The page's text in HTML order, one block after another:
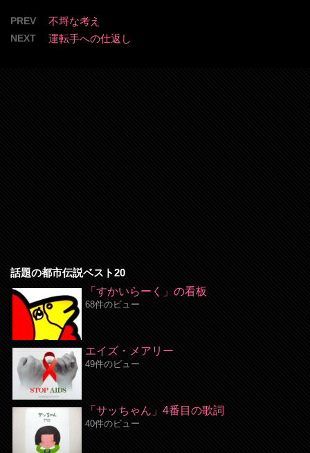
PREV 不埒な考え
NEXT 運転手への仕返し
話題の都市伝説ベスト20
「すかいらーく」の看板
68件のビュー
エイズ・メアリー
49件のビュー
「サッちゃん」4番目の歌詞
40件のビュー